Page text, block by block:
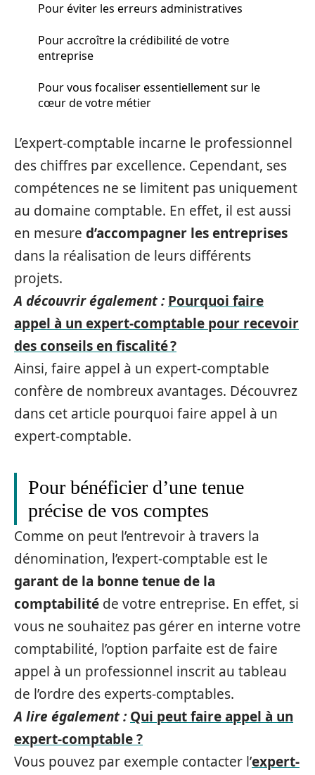
Pour éviter les erreurs administratives
Pour accroître la crédibilité de votre
entreprise
Pour vous focaliser essentiellement sur le
cœur de votre métier
L’expert-comptable incarne le professionnel
des chiffres par excellence. Cependant, ses
compétences ne se limitent pas uniquement
au domaine comptable. En effet, il est aussi
en mesure d’accompagner les entreprises
dans la réalisation de leurs différents
projets.
A découvrir également : Pourquoi faire
appel à un expert-comptable pour recevoir
des conseils en fiscalité ?
Ainsi, faire appel à un expert-comptable
confère de nombreux avantages. Découvrez
dans cet article pourquoi faire appel à un
expert-comptable.
Pour bénéficier d’une tenue
précise de vos comptes
Comme on peut l’entrevoir à travers la
dénomination, l’expert-comptable est le
garant de la bonne tenue de la
comptabilité de votre entreprise. En effet, si
vous ne souhaitez pas gérer en interne votre
comptabilité, l’option parfaite est de faire
appel à un professionnel inscrit au tableau
de l’ordre des experts-comptables.
A lire également : Qui peut faire appel à un
expert-comptable ?
Vous pouvez par exemple contacter l’expert-